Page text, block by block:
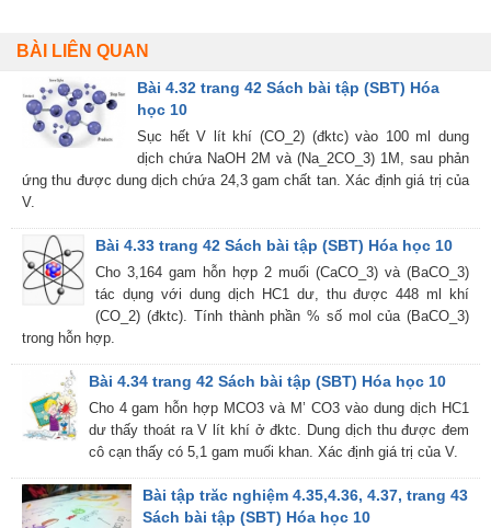
BÀI LIÊN QUAN
Bài 4.32 trang 42 Sách bài tập (SBT) Hóa
học 10
Sục hết V lít khí (CO_2) (đktc) vào 100 ml dung
dịch chứa NaOH 2M và (Na_2CO_3) 1M, sau phản
ứng thu được dung dịch chứa 24,3 gam chất tan. Xác định giá trị của
V.
Bài 4.33 trang 42 Sách bài tập (SBT) Hóa học 10
Cho 3,164 gam hỗn hợp 2 muối (CaCO_3) và (BaCO_3)
tác dụng với dung dịch HC1 dư, thu được 448 ml khí
(CO_2) (đktc). Tính thành phần % số mol của (BaCO_3)
trong hỗn hợp.
Bài 4.34 trang 42 Sách bài tập (SBT) Hóa học 10
Cho 4 gam hỗn hợp MCO3 và M’ CO3 vào dung dịch HC1
dư thấy thoát ra V lít khí ở đktc. Dung dịch thu được đem
cô cạn thấy có 5,1 gam muối khan. Xác định giá trị của V.
Bài tập trăc nghiệm 4.35,4.36, 4.37, trang 43
Sách bài tập (SBT) Hóa học 10